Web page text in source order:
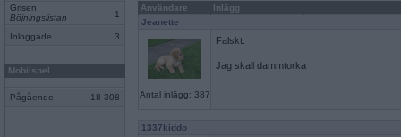
Grisen
Böjningslistan
1
Inloggade 3
Mobilspel
Pågående 18 308
Användare
Inlägg
Jeanette
Antal inlägg: 387
Falskt.
Jag skall dammtorka
1337kiddo